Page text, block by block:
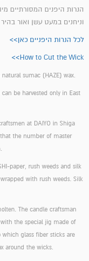
הנרות היפנים המסורתיים
וניחנים במעט עשן ואור
לכל הנרות היפניים כאן>>
How to Cut the Wick>>
natural sumac (HAZE) wax.
be harvested only in East
at DAIYO in Shiga
that the number of master
paper, rush weeds and silk
with rush weeds. Silk
The candle craftsman
the special jig made of
which glass fiber sticks are
around the wicks.